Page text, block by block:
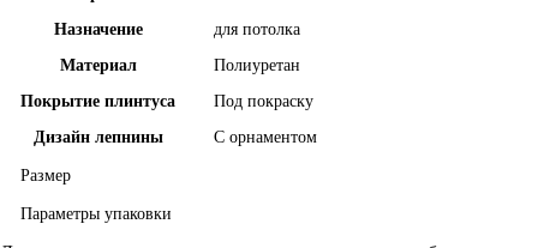
Назначение
для потолка
Материал
Полиуретан
Покрытие плинтуса
Под покраску
Дизайн лепнины
С орнаментом
Размер
Параметры упаковки